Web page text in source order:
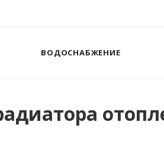
ВОДОСНАБЖЕНИЕ